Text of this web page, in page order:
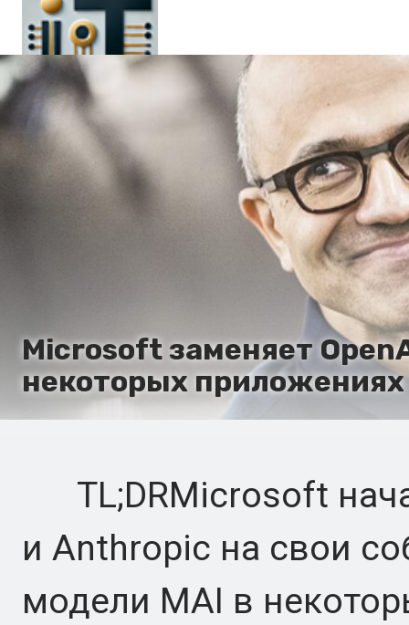
Главная
En
Microsoft заменяет
некоторых приложениях
TL;DRMicrosoft
и Anthropic на свои
модели MAI в